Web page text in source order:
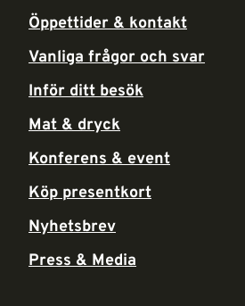
Öppettider & kontakt
Vanliga frågor och svar
Inför ditt besök
Mat & dryck
Konferens & event
Köp presentkort
Nyhetsbrev
Press & Media